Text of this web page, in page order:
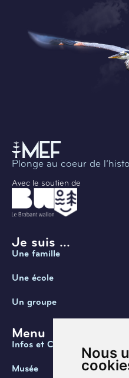
Nous
Plonge au coeur de
Avec le soutien de
Je suis ...
Une famille
Une école
Un groupe
Menu
Infos et Contact
Musée